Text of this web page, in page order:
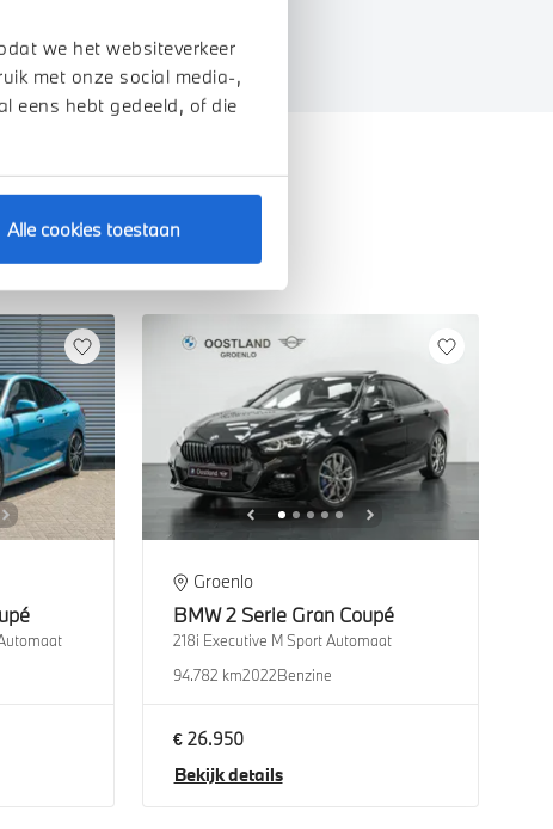
we het websiteverkeer
met onze social media-,
eens hebt gedeeld, of die
Alle cookies toestaan
Groenlo
BMW 2 Serie Gran Coupé
218i Executive M Sport Automaat
94.782 km2022Benzine
€ 26.950
Bekijk details